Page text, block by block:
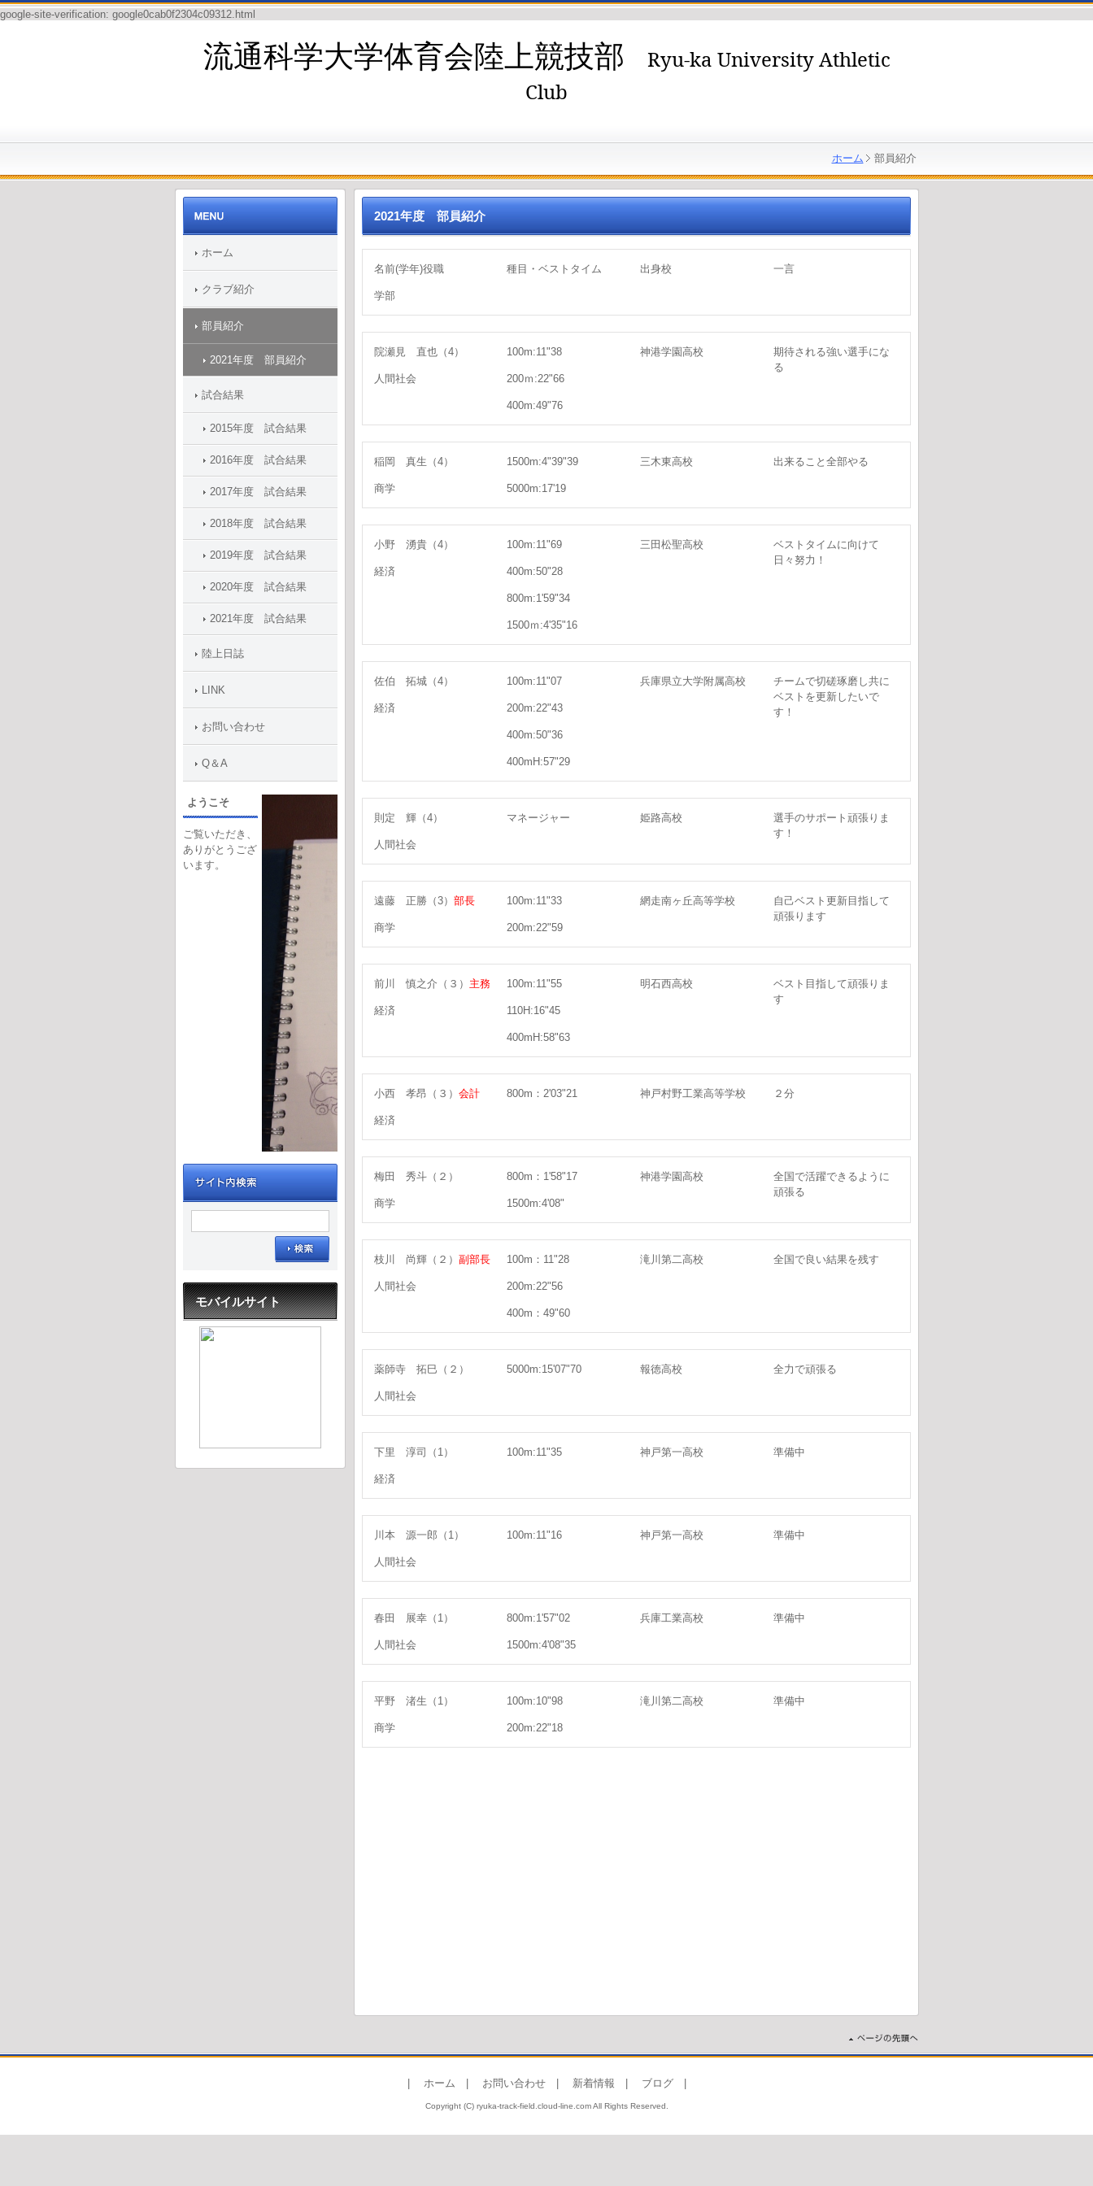
google-site-verification: google0cab0f2304c09312.html
流通科学大学体育会陸上競技部
Ryu-ka University Athletic
Club
ホーム 部員紹介
2021年度 部員紹介
名前(学年)役職
学部
種目・ベストタイム 出身校 一言
院瀬見 直也（4）
人間社会
100m:11"38
200ｍ:22"66
400m:49"76
神港学園高校
期待される強い選手にな
る
稲岡 真生（4）
商学
1500m:4"39"39
5000m:17'19
三木東高校 出来ること全部やる
小野 湧貴（4）
経済
100m:11"69
400m:50"28
800m:1'59"34
1500ｍ:4'35"16
三田松聖高校
ベストタイムに向けて
日々努力！
佐伯 拓城（4）
経済
100m:11"07
200m:22"43
400m:50"36
400mH:57"29
兵庫県立大学附属高校
チームで切磋琢磨し共に
ベストを更新したいで
す！
則定 輝（4）
人間社会
マネージャー 姫路高校
選手のサポート頑張りま
す！
遠藤 正勝（3） 部長
商学
100m:11"33
200m:22"59
網走南ヶ丘高等学校
自己ベスト更新目指して
頑張ります
前川 慎之介（３） 主務
経済
100m:11"55
110H:16"45
400mH:58"63
明石西高校
ベスト目指して頑張りま
す
小西 孝昂（３） 会計
経済
800m：2'03"21 神戸村野工業高等学校 ２分
梅田 秀斗（２）
商学
800m：1'58"17
1500m:4'08"
神港学園高校
全国で活躍できるように
頑張る
枝川 尚輝（２） 副部長
人間社会
100m：11"28
200m:22"56
400m：49"60
滝川第二高校 全国で良い結果を残す
薬師寺 拓巳（２）
人間社会
5000m:15'07"70 報徳高校 全力で頑張る
下里 淳司（1）
経済
100m:11"35 神戸第一高校 準備中
川本 源一郎（1）
人間社会
100m:11"16 神戸第一高校 準備中
春田 展幸（1）
人間社会
800m:1'57"02
1500m:4'08"35
兵庫工業高校 準備中
平野 渚生（1）
商学
100m:10"98
200m:22"18
滝川第二高校 準備中
ホーム
クラブ紹介
部員紹介
2021年度 部員紹介
試合結果
2015年度 試合結果
2016年度 試合結果
2017年度 試合結果
2018年度 試合結果
2019年度 試合結果
2020年度 試合結果
2021年度 試合結果
陸上日誌
LINK
お問い合わせ
Q＆A
ようこそ
ご覧いただき、
ありがとうござ
います。
モバイルサイト
ホーム お問い合わせ| 新着情報 ブログ|
Copyright (C) ryuka-track-field.cloud-line.com All Rights Reserved.